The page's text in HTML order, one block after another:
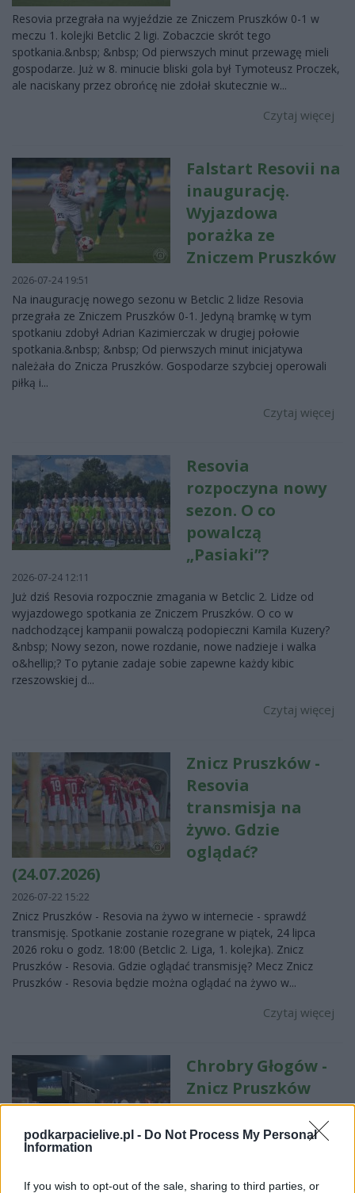
podkarpacielive.pl - Do Not Process My Personal
Information
If you wish to opt-out of the sale, sharing to third parties, or
Resovia przegrała na wyjeździe ze Zniczem Pruszków 0-1 w
meczu 1. kolejki Betclic 2 ligi. Zobaczcie skrót tego
spotkania.&nbsp; &nbsp; Od pierwszych minut przewagę mieli
gospodarze. Już w 8. minucie bliski gola był Tymoteusz Proczek,
ale naciskany przez obrońcę nie zdołał skutecznie w...
Czytaj więcej
Falstart Resovii na
inaugurację.
Wyjazdowa
porażka ze
Zniczem Pruszków
2026-07-24 19:51
Na inaugurację nowego sezonu w Betclic 2 lidze Resovia
przegrała ze Zniczem Pruszków 0-1. Jedyną bramkę w tym
spotkaniu zdobył Adrian Kazimierczak w drugiej połowie
spotkania.&nbsp; &nbsp; Od pierwszych minut inicjatywa
należała do Znicza Pruszków. Gospodarze szybciej operowali
piłką i...
Czytaj więcej
Resovia
rozpoczyna nowy
sezon. O co
powalczą
„Pasiaki”?
2026-07-24 12:11
Już dziś Resovia rozpocznie zmagania w Betclic 2. Lidze od
wyjazdowego spotkania ze Zniczem Pruszków. O co w
nadchodzącej kampanii powalczą podopieczni Kamila Kuzery?
&nbsp; Nowy sezon, nowe rozdanie, nowe nadzieje i walka
o&hellip;? To pytanie zadaje sobie zapewne każdy kibic
rzeszowskiej d...
Czytaj więcej
Znicz Pruszków -
Resovia
transmisja na
żywo. Gdzie
oglądać?
(24.07.2026)
2026-07-22 15:22
Znicz Pruszków - Resovia na żywo w internecie - sprawdź
transmisję. Spotkanie zostanie rozegrane w piątek, 24 lipca
2026 roku o godz. 18:00 (Betclic 2. Liga, 1. kolejka). Znicz
Pruszków - Resovia. Gdzie oglądać transmisję? Mecz Znicz
Pruszków - Resovia będzie można oglądać na żywo w...
Czytaj więcej
Chrobry Głogów -
Znicz Pruszków
transmisja na
żywo. Gdzie
(16.05.2026)